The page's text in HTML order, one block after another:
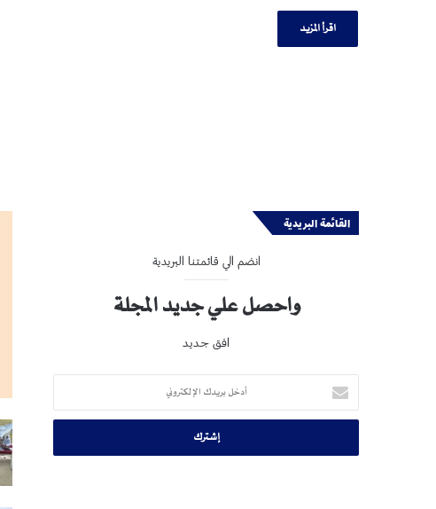
اقرأ المزيد
القائمة البريدية
انضم الي قائمتنا البريدية
واحصل علي جديد المجلة
افق جديد
بريدك
الإلكتروني